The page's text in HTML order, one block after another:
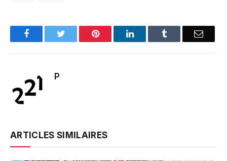
FacebookTwitter Pinterest LinkedInTumblr Email
P
ARTICLES SIMILAIRES